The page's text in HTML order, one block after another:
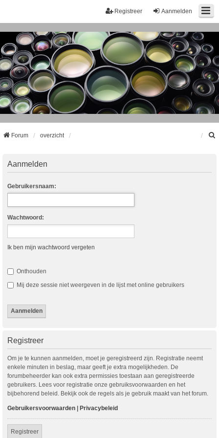
Aanmelden
Registreer
Forum overzicht
Aanmelden
Gebruikersnaam:
Wachtwoord:
Ik ben mijn wachtwoord vergeten
Onthouden
Mij deze sessie niet weergeven in de lijst met online gebruikers
Registreer
Om je te kunnen aanmelden, moet je geregistreerd zijn. Registratie neemt
enkele minuten in beslag, maar geeft je extra mogelijkheden. De
forumbeheerder kan ook extra permissies toestaan aan geregistreerde
gebruikers. Lees voor registratie onze gebruiksvoorwaarden en het
bijbehorend beleid. Bekijk ook de regels als je gebruik maakt van het forum.
Gebruikersvoorwaarden | Privacybeleid
Registreer